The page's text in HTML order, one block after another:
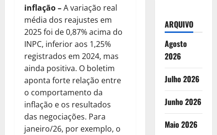
inflação–A variação real
média dos reajustes em
2025 foi de 0,87% acima do
INPC, inferior aos 1,25%
registrados em 2024, mas
ainda positiva. O boletim
aponta forte relação entre
o comportamento da
inflação e os resultados
das negociações. Para
janeiro/26, por exemplo, o
ARQUIVO
Agosto
2026
Julho 2026
Junho 2026
Maio 2026